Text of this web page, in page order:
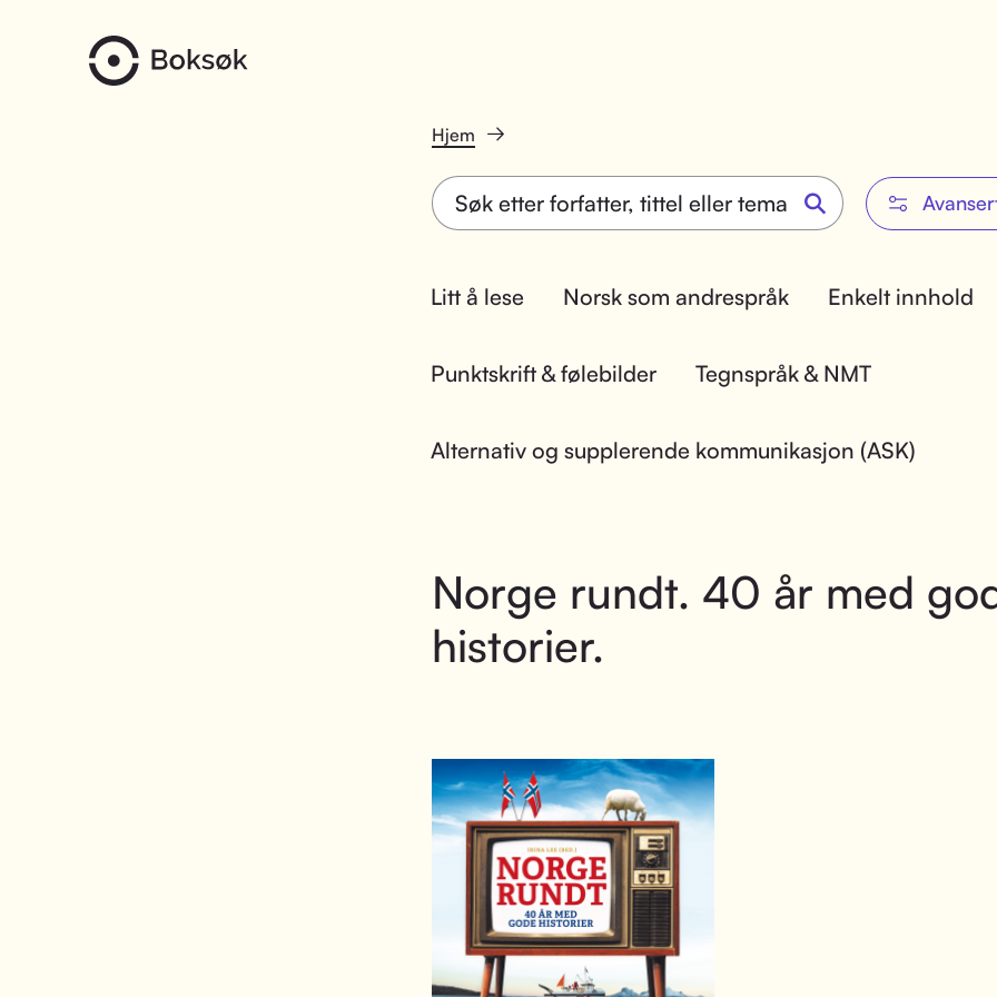
Hjem
Litt å lese Norsk som andrespråk Enkelt innhold
Punktskrift & følebilder Tegnspråk & NMT
Alternativ og supplerende kommunikasjon (ASK)
Norge rundt. 40 år med
historier.